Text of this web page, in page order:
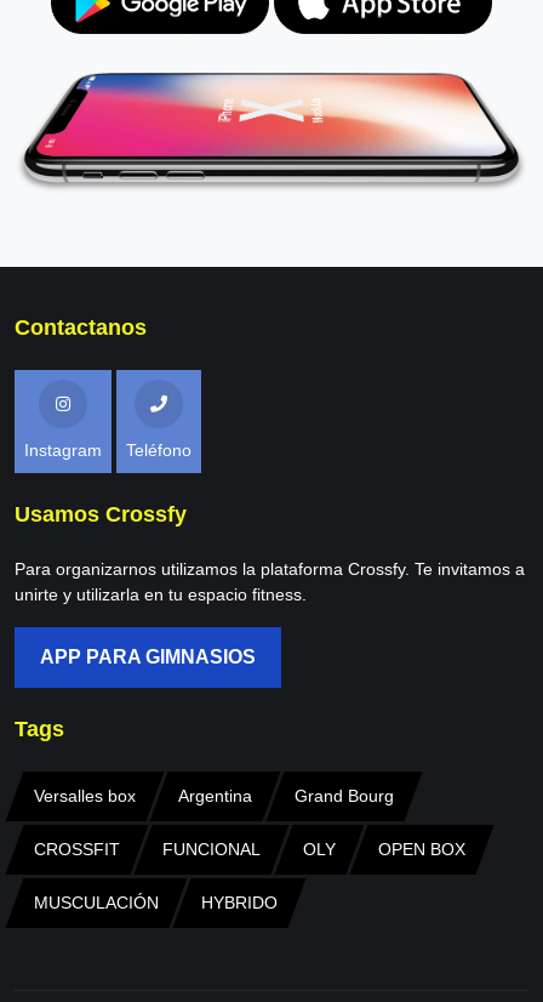
Contactanos
Instagram Teléfono
Usamos Crossfy
Para organizarnos utilizamos la plataforma Crossfy. Te invitamos a
unirte y utilizarla en tu espacio fitness.
APP PARA GIMNASIOS
Tags
Versalles box Argentina Grand Bourg
CROSSFIT FUNCIONAL OLY OPEN BOX
MUSCULACIÓN HYBRIDO